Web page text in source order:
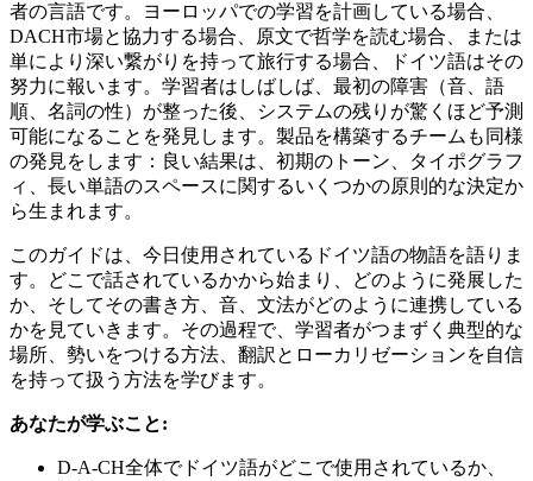
者の言語です。ヨーロッパでの学習を計画している場合、
DACH市場と協力する場合、原文で哲学を読む場合、または
単により深い繋がりを持って旅行する場合、ドイツ語はその
努力に報います。学習者はしばしば、最初の障害（音、語
順、名詞の性）が整った後、システムの残りが驚くほど予測
可能になることを発見します。製品を構築するチームも同様
の発見をします：良い結果は、初期のトーン、タイポグラフ
ィ、長い単語のスペースに関するいくつかの原則的な決定か
ら生まれます。
このガイドは、今日使用されているドイツ語の物語を語りま
す。どこで話されているかから始まり、どのように発展した
か、そしてその書き方、音、文法がどのように連携している
かを見ていきます。その過程で、学習者がつまずく典型的な
場所、勢いをつける方法、翻訳とローカリゼーションを自信
を持って扱う方法を学びます。
あなたが学ぶこと:
D‑A‑CH全体でドイツ語がどこで使用されているか、